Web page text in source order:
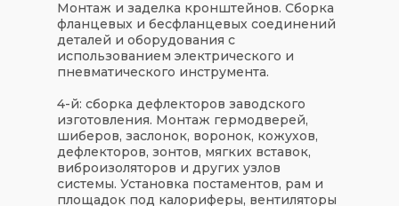
Монтаж и заделка кронштейнов. Сборка
фланцевых и бесфланцевых соединений
деталей и оборудования с
использованием электрического и
пневматического инструмента.
4-й: сборка дефлекторов заводского
изготовления. Монтаж гермодверей,
шиберов, заслонок, воронок, кожухов,
дефлекторов, зонтов, мягких вставок,
виброизоляторов и других узлов
системы. Установка постаментов, рам и
площадок под калориферы, вентиляторы